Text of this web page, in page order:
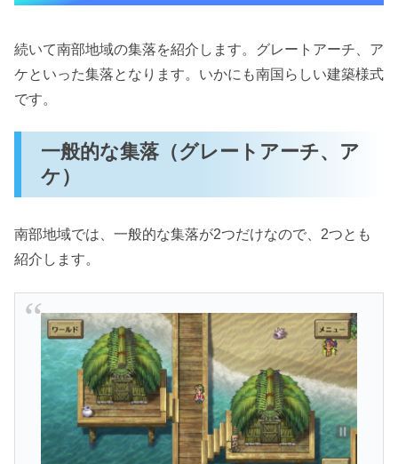
続いて南部地域の集落を紹介します。グレートアーチ、ア
ケといった集落となります。いかにも南国らしい建築様式
です。
一般的な集落（グレートアーチ、ア
ケ）
南部地域では、一般的な集落が2つだけなので、2つとも
紹介します。